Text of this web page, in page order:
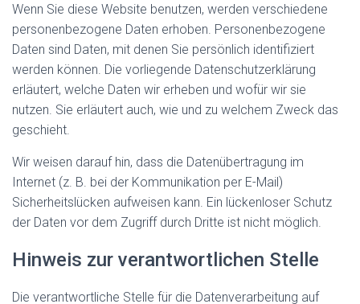
Wenn Sie diese Website benutzen, werden verschiedene
personenbezogene Daten erhoben. Personenbezogene
Daten sind Daten, mit denen Sie persönlich identifiziert
werden können. Die vorliegende Datenschutzerklärung
erläutert, welche Daten wir erheben und wofür wir sie
nutzen. Sie erläutert auch, wie und zu welchem Zweck das
geschieht.
Wir weisen darauf hin, dass die Datenübertragung im
Internet (z. B. bei der Kommunikation per E-Mail)
Sicherheitslücken aufweisen kann. Ein lückenloser Schutz
der Daten vor dem Zugriff durch Dritte ist nicht möglich.
Hinweis zur verantwortlichen Stelle
Die verantwortliche Stelle für die Datenverarbeitung auf